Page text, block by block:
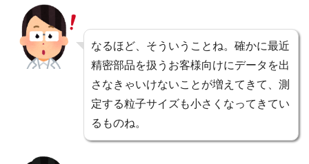
なるほど、そういうことね。確かに最近
精密部品を扱うお客様向けにデータを出
さなきゃいけないことが増えてきて、測
定する粒子サイズも小さくなってきてい
るものね。